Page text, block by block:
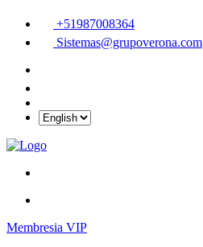
+51987008364
Sistemas@grupoverona.com
Membresia VIP